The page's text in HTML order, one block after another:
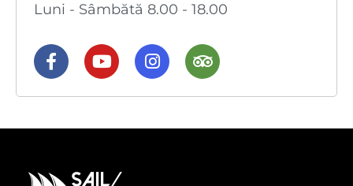
Luni - Sâmbătă 8.00 - 18.00